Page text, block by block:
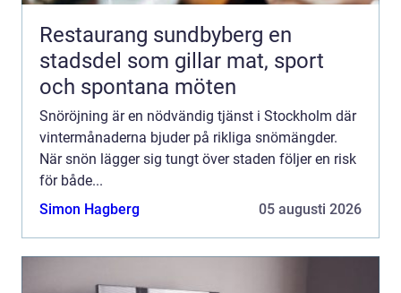
Restaurang sundbyberg en
stadsdel som gillar mat, sport
och spontana möten
Snöröjning är en nödvändig tjänst i Stockholm där
vintermånaderna bjuder på rikliga snömängder.
När snön lägger sig tungt över staden följer en risk
för både...
Simon Hagberg
05 augusti 2026